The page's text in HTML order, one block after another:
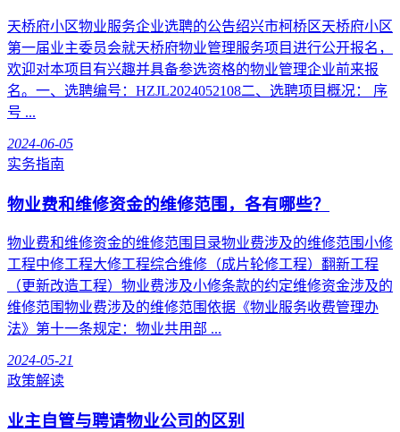
天桥府小区物业服务企业选聘的公告绍兴市柯桥区天桥府小区
第一届业主委员会就天桥府物业管理服务项目进行公开报名，
欢迎对本项目有兴趣并具备参选资格的物业管理企业前来报
名。一、选聘编号：HZJL2024052108二、选聘项目概况： 序
号 ...
2024-06-05
实务指南
物业费和维修资金的维修范围，各有哪些？
物业费和维修资金的维修范围目录物业费涉及的维修范围小修
工程中修工程大修工程综合维修（成片轮修工程）翻新工程
（更新改造工程）物业费涉及小修条款的约定维修资金涉及的
维修范围物业费涉及的维修范围依据《物业服务收费管理办
法》第十一条规定：物业共用部 ...
2024-05-21
政策解读
业主自管与聘请物业公司的区别